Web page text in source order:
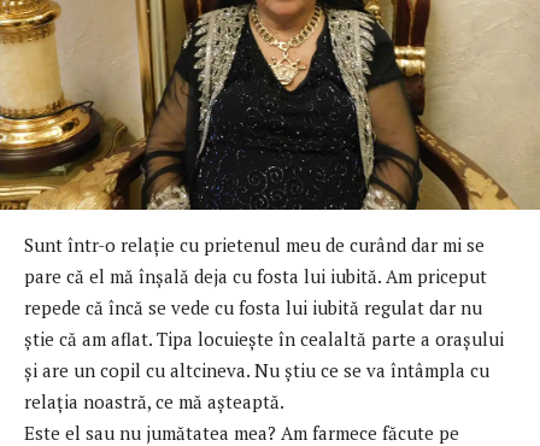
Sunt într-o relație cu prietenul meu de curând dar mi se
pare că el mă înşală deja cu fosta lui iubită. Am priceput
repede că încă se vede cu fosta lui iubită regulat dar nu
știe că am aflat. Tipa locuieşte în cealaltă parte a oraşului
şi are un copil cu altcineva. Nu ştiu ce se va întâmpla cu
relația noastră, ce mă aşteaptă.
Este el sau nu jumătatea mea? Am farmece făcute pe